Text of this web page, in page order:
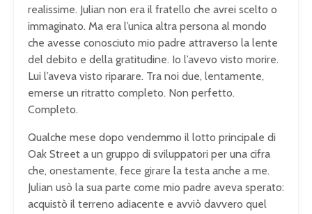
realissime. Julian non era il fratello che avrei scelto o
immaginato. Ma era l’unica altra persona al mondo
che avesse conosciuto mio padre attraverso la lente
del debito e della gratitudine. Io l’avevo visto morire.
Lui l’aveva visto riparare. Tra noi due, lentamente,
emerse un ritratto completo. Non perfetto.
Completo.
Qualche mese dopo vendemmo il lotto principale di
Oak Street a un gruppo di sviluppatori per una cifra
che, onestamente, fece girare la testa anche a me.
Julian usò la sua parte come mio padre aveva sperato:
acquistò il terreno adiacente e avviò davvero quel